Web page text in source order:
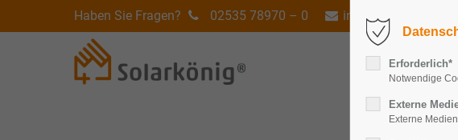
Haben Sie Fragen? 02535 78970 – 0
Erforderlich*
Notwendige
Externe
Externe